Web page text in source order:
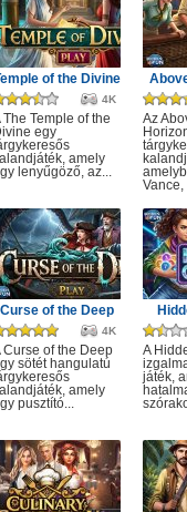
of the Divine
4K
The Temple of the
egy
amely
lenyűgöző, az...
Az
Vance,
Curse of the Deep
4K
Curse of the Deep
sötét hangulatú
amely
pusztító...
A
játék,